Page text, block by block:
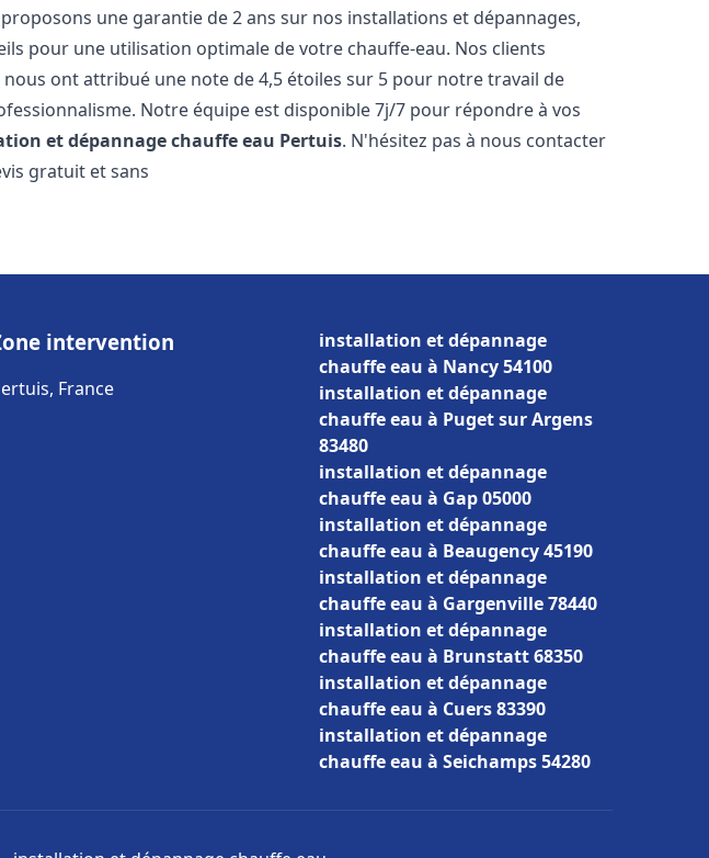
une garantie de 2 ans sur nos installations et dépannages,
pour une utilisation optimale de votre chauffe-eau. Nos clients
nous ont attribué une note de 4,5 étoiles sur 5 pour notre travail de
Notre équipe est disponible 7j/7 pour répondre à vos
et dépannage chauffe eau Pertuis. N'hésitez pas à nous contacter
gratuit et sans
intervention
France
installation et dépannage
chauffe eau à Nancy 54100
installation et dépannage
chauffe eau à Puget sur Argens
83480
installation et dépannage
chauffe eau à Gap 05000
installation et dépannage
chauffe eau à Beaugency 45190
installation et dépannage
chauffe eau à Gargenville 78440
installation et dépannage
chauffe eau à Brunstatt 68350
installation et dépannage
chauffe eau à Cuers 83390
installation et dépannage
chauffe eau à Seichamps 54280